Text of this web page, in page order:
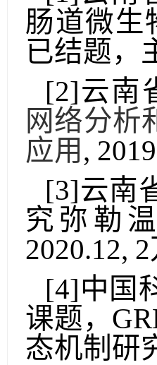
肠道微生
已结题，
[2]云南
网络分析
应用 ,
[3]云南
究弥勒
2020.12, 2
[4]中国
课题，
态机制研